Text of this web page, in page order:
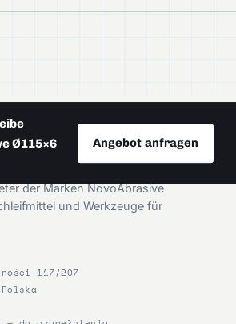
Ø115×6
Angebot anfragen
der Marken NovoAbrasive
und Werkzeuge für
117/207